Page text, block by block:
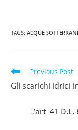
TAGS:ACQUE
Read
more
articles
Previous Post
Gli scarichi idrici
L’art. 41